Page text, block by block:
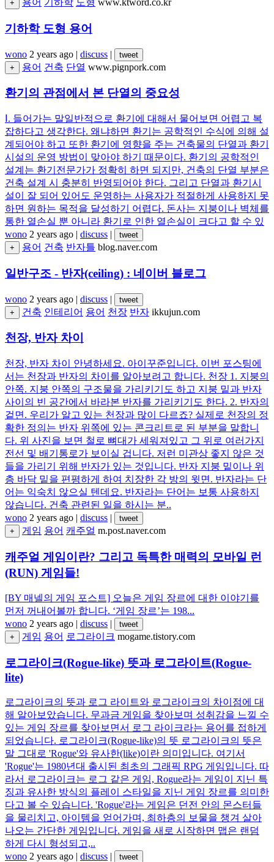
+ 용어 기하학 도형 www.ktword.co.kr
기하학 도형 용어
wono 2 years ago | discuss |
tweet
+
용어 건축 단열 www.pignpork.com
환기의 관점에서 본 단열의 중요성
Ⅰ. 들어가는 말일반적으로 환기에 대해서 물어보면 어렵고 복
잡하다고 생각한다. 왜냐하면 환기는 공학적인 수식에 의해 설
계되어야 하고 또한 환기에 영향을 주는 건축물의 단열과 환기
시설의 운영 방법이 맞아야 하기 때문이다. 환기의 공학적인
설계는 환기전문가가 정확히 하면 되지만, 건축의 단열 부분은
건축 설계 시 충분히 반영되어야 한다. 그리고 단열과 환기시
설이 잘 되어 있어도 운영하는 사용자가 적절하게 사용하지 못
하면 원하는 목적을 달성하기 어렵다. 돈사는 지붕이나 벽체를
통한 열손실 뿐 아니라 환기로 인한 열손실이 크다고 할 수 있
wono 2 years ago | discuss |
tweet
+
용어 건축 반자틀 blog.naver.com
일반구조 - 반자(ceiling) : 네이버 블로그
wono 2 years ago | discuss |
tweet
+
건축 인테리어 용어 천장 반자 ikkujun.com
천장, 반자 차이
천장, 반자 차이 안녕하세요. 아이꾸준입니다. 이번 포스팅에
서는 천장과 반자의 차이를 알아보려고 합니다. 천장 1. 지붕의
안쪽. 지붕 안쪽의 구조물을 가리키기도 하고 지붕 밑과 반자
사이의 빈 공간에서 바라본 반자를 가리키기도 한다. 2. 반자의
겉면. 우리가 알고 있는 천장과 많이 다르죠? 실제로 천장의 정
확한 정의는 반자 위쪽에 있는 콘크리트로 된 부분을 말합니
다. 위 사진을 보면 철로 뼈대가 세워져있고 그 위로 여러가지
전선 및 배기통로가 보이실 겁니다. 저런 미관상 좋지 않은 것
들을 가리기 위해 반자가 있는 것입니다. 반자 지붕 밑이나 위
층 바닥 밑을 편평하게 하여 치장한 각 방의 윗면. 반자라는 단
어는 익숙치 않으실 텐데요. 반자라는 단어는 보통 사용하지
않습니다. 건축 관련된 일을 하시는 분..
wono 2 years ago | discuss |
tweet
+
게임 용어 캐주얼 m.post.naver.com
캐주얼 게임이란? 그리고 독특한 매력의 모바일 런
(RUN) 게임들!
[BY 매넬의 게임 포스트] 오늘은 게임 장르에 대한 이야기를
먼저 꺼내어볼까 합니다. ‘게임 장르’는 198...
wono 2 years ago | discuss |
tweet
+
게임 용어 로그라이크 mogame.tistory.com
로그라이크(Rogue-like) 뜻과 로그라이트(Rogue-
lite)
로그라이크의 뜻과 로그 라이트와 로그라이크의 차이점에 대
해 알아보았습니다. 무과금 게임을 찾아보며 성취감을 느낄 수
있는 게임 장르를 찾아보면서 로그 라이크라는 용어를 접하게
되었습니다. 로그라이크(Rogue-like)의 뜻 로그라이크의 뜻은
말 그대로 'Rogue'와 유사한(like)이란 의미입니다. 여기서
'Rogue'는 1980년대 출시된 최초의 그래픽 RPG 게임입니다. 따
라서 로그라이크는 로그 같은 게임, Rogue라는 게임이 지닌 특
징과 유사한 방식의 플레이 스타일을 지닌 게임 장르를 의미한
다고 볼 수 있습니다. 'Rogue'라는 게임은 던전 안의 몬스터들
을 물리치고, 아이템을 얻어가며, 최하층의 보물을 챙겨 살아
나오는 간단한 게임입니다. 게임을 새로 시작하면 맵은 랜덤
하게 다시 형성되고,..
wono 2 years ago | discuss |
tweet